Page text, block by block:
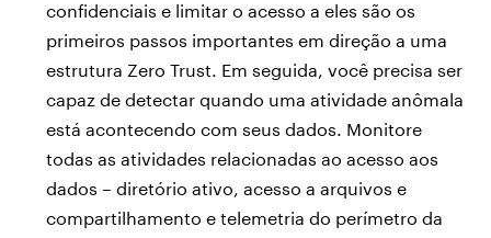
confidenciais e limitar o acesso a eles são os
primeiros passos importantes em direção a uma
estrutura Zero Trust. Em seguida, você precisa ser
capaz de detectar quando uma atividade anômala
está acontecendo com seus dados. Monitore
todas as atividades relacionadas ao acesso aos
dados – diretório ativo, acesso a arquivos e
compartilhamento e telemetria do perímetro da